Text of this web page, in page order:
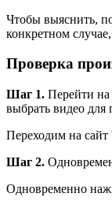
Чтобы выяснить,
конкретном
Проверка
Шаг 1. Перейти на
выбрать видео для
Переходим на
Шаг 2.
Одновременно